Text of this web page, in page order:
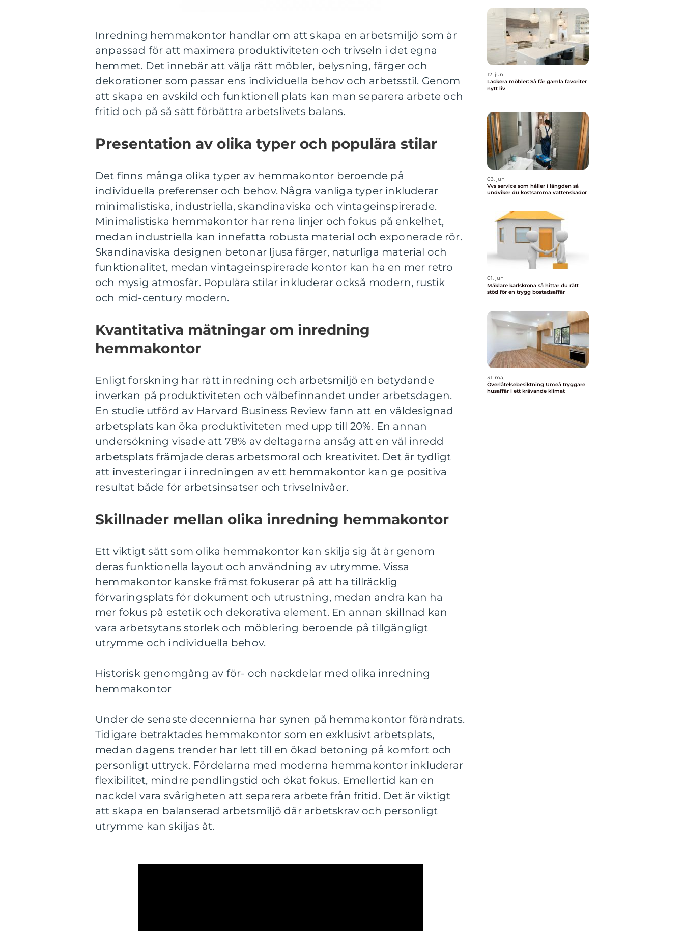
Inredning hemmakontor handlar om att skapa en arbetsmiljö som är
anpassad för att maximera produktiviteten och trivseln i det egna
hemmet. Det innebär att välja rätt möbler, belysning, färger och
dekorationer som passar ens individuella behov och arbetsstil. Genom
att skapa en avskild och funktionell plats kan man separera arbete och
fritid och på så sätt förbättra arbetslivets balans.
Presentation av olika typer och populära stilar
Det finns många olika typer av hemmakontor beroende på
individuella preferenser och behov. Några vanliga typer inkluderar
minimalistiska, industriella, skandinaviska och vintageinspirerade.
Minimalistiska hemmakontor har rena linjer och fokus på enkelhet,
medan industriella kan innefatta robusta material och exponerade rör.
Skandinaviska designen betonar ljusa färger, naturliga material och
funktionalitet, medan vintageinspirerade kontor kan ha en mer retro
och mysig atmosfär. Populära stilar inkluderar också modern, rustik
och mid-century modern.
Kvantitativa mätningar om inredning
hemmakontor
Enligt forskning har rätt inredning och arbetsmiljö en betydande
inverkan på produktiviteten och välbefinnandet under arbetsdagen.
En studie utförd av Harvard Business Review fann att en väldesignad
arbetsplats kan öka produktiviteten med upp till 20%. En annan
undersökning visade att 78% av deltagarna ansåg att en väl inredd
arbetsplats främjade deras arbetsmoral och kreativitet. Det är tydligt
att investeringar i inredningen av ett hemmakontor kan ge positiva
resultat både för arbetsinsatser och trivselnivåer.
Skillnader mellan olika inredning hemmakontor
Ett viktigt sätt som olika hemmakontor kan skilja sig åt är genom
deras funktionella layout och användning av utrymme. Vissa
hemmakontor kanske främst fokuserar på att ha tillräcklig
förvaringsplats för dokument och utrustning, medan andra kan ha
mer fokus på estetik och dekorativa element. En annan skillnad kan
vara arbetsytans storlek och möblering beroende på tillgängligt
utrymme och individuella behov.
Historisk genomgång av för- och nackdelar med olika inredning
hemmakontor
Under de senaste decennierna har synen på hemmakontor förändrats.
Tidigare betraktades hemmakontor som en exklusivt arbetsplats,
medan dagens trender har lett till en ökad betoning på komfort och
personligt uttryck. Fördelarna med moderna hemmakontor inkluderar
flexibilitet, mindre pendlingstid och ökat fokus. Emellertid kan en
nackdel vara svårigheten att separera arbete från fritid. Det är viktigt
att skapa en balanserad arbetsmiljö där arbetskrav och personligt
utrymme kan skiljas åt.
12. jun
Lackera möbler: Så får gamla favoriter
nytt liv
03. jun
Vvs service som håller i längden så
undviker du kostsamma vattenskador
01. jun
Mäklare karlskrona så hittar du rätt
stöd för en trygg bostadsaffär
31. maj
Överlåtelsebesiktning Umeå tryggare
husaffär i ett krävande klimat